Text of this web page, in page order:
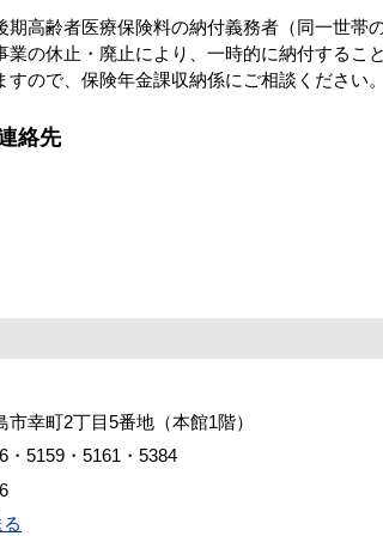
期高齢者医療保険料の納付義務者（同一世帯
業の休止・廃止により、一時的に納付するこ
ので、保険年金課収納係にご相談ください。
絡先
幸町2丁目5番地（本館1階）
・5159・5161・5384